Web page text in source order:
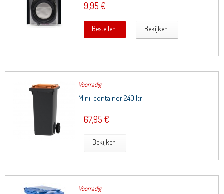
9,95 €
Bestellen Bekijken
Voorradig
Mini-container 240 ltr
67,95 €
Bekijken
Voorradig